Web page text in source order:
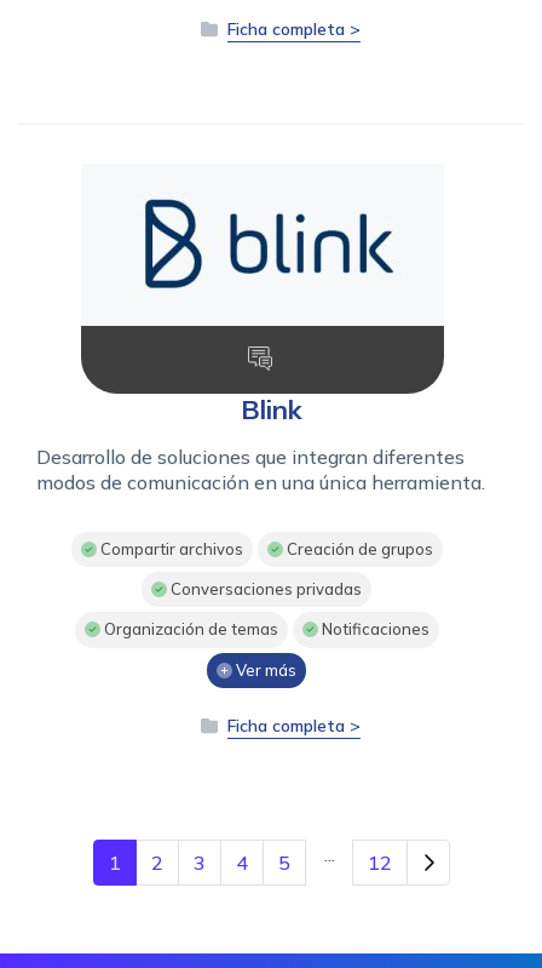
Ficha completa >
Blink
Desarrollo de soluciones que integran diferentes
modos de comunicación en una única herramienta.
Compartir archivos Creación de grupos
Conversaciones privadas
Organización de temas Notificaciones
Ver más
Ficha completa >
1 2 3 4 5 12